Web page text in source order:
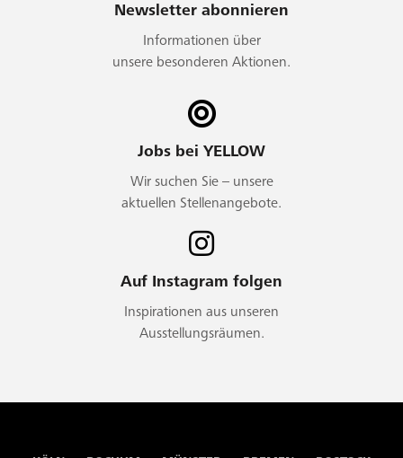
Newsletter abonnieren
Informationen über
unsere besonderen Aktionen.
Jobs bei YELLOW
Wir suchen Sie – unsere
aktuellen Stellenangebote.
Auf Instagram folgen
Inspirationen aus unseren
Ausstellungsräumen.